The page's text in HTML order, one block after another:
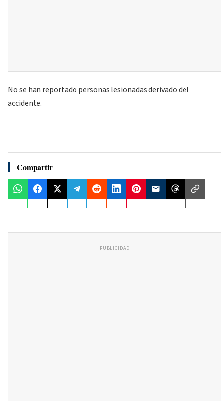
No se han reportado personas lesionadas derivado del
accidente.
Compartir
PUBLICIDAD